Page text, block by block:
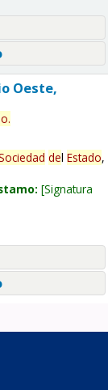
Oeste,
.
del Estado,
Signatura